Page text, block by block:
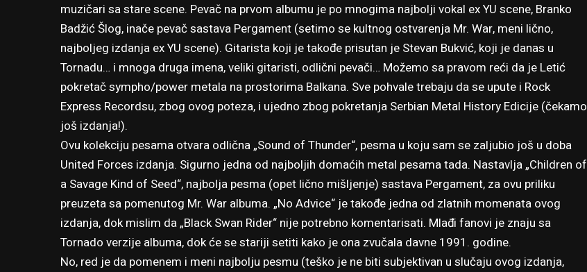
muzičari sa stare scene. Pevač na prvom albumu je po mnogima najbolji vokal ex YU scene, Branko
Badžić Šlog, inače pevač sastava Pergament (setimo se kultnog ostvarenja Mr. War, meni lično,
najboljeg izdanja ex YU scene). Gitarista koji je takođe prisutan je Stevan Bukvić, koji je danas u
Tornadu… i mnoga druga imena, veliki gitaristi, odlični pevači… Možemo sa pravom reći da je Letić
pokretač sympho/power metala na prostorima Balkana. Sve pohvale trebaju da se upute i Rock
Express Recordsu, zbog ovog poteza, i ujedno zbog pokretanja Serbian Metal History Edicije (čekamo
još izdanja!).
Ovu kolekciju pesama otvara odlična „Sound of Thunder“, pesma u koju sam se zaljubio još u doba
United Forces izdanja. Sigurno jedna od najboljih domaćih metal pesama tada. Nastavlja „Children of
a Savage Kind of Seed“, najbolja pesma (opet lično mišljenje) sastava Pergament, za ovu priliku
preuzeta sa pomenutog Mr. War albuma. „No Advice“ je takođe jedna od zlatnih momenata ovog
izdanja, dok mislim da „Black Swan Rider“ nije potrebno komentarisati. Mlađi fanovi je znaju sa
Tornado verzije albuma, dok će se stariji setiti kako je ona zvučala davne 1991. godine.
No, red je da pomenem i meni najbolju pesmu (teško je ne biti subjektivan u slučaju ovog izdanja,